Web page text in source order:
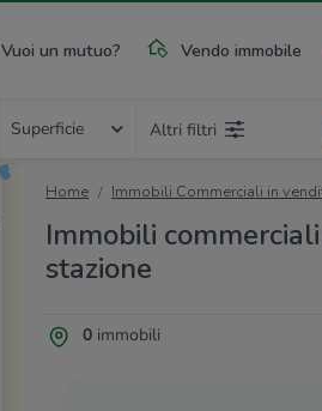
Vuoi un mutuo? Vendo immobile
Superficie Altri filtri
Home Immobili Commerciali in
Immobili
stazione
0immobili